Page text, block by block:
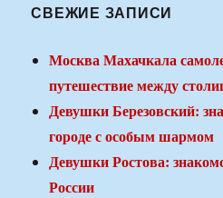
СВЕЖИЕ ЗАПИСИ
Москва Махачкала
путешествие между
Девушки Березовский:
городе с особым шармом
Девушки Ростова:
России